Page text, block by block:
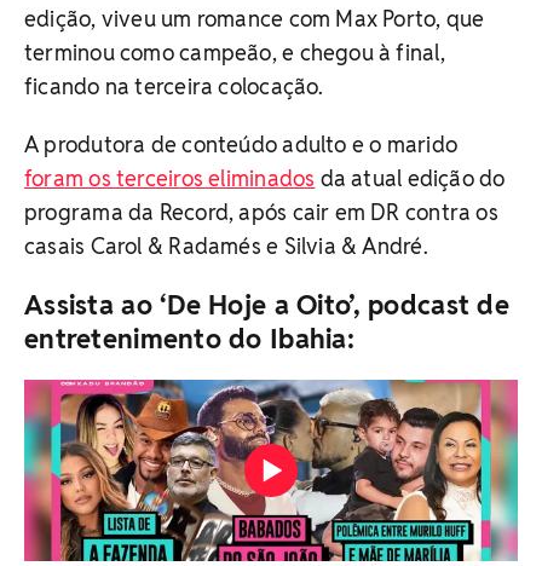
edição, viveu um romance com Max Porto, que
terminou como campeão, e chegou à final,
ficando na terceira colocação.
A produtora de conteúdo adulto e o marido
foram os terceiros eliminados da atual edição do
programa da Record, após cair em DR contra os
casais Carol & Radamés e Silvia & André.
Assista ao ‘De Hoje a Oito’, podcast de
entretenimento do Ibahia: